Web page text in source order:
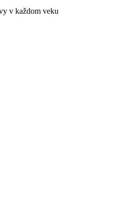
v každom veku